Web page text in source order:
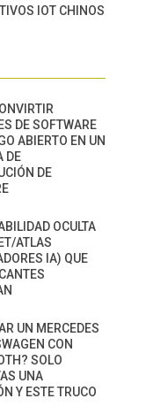
IOT CHINOS
DE SOFTWARE
ABIERTO EN UN
DE
DE
OCULTA
ATLAS
IA) QUE
UN MERCEDES
CON
SOLO
UNA
Y ESTE TRUCO